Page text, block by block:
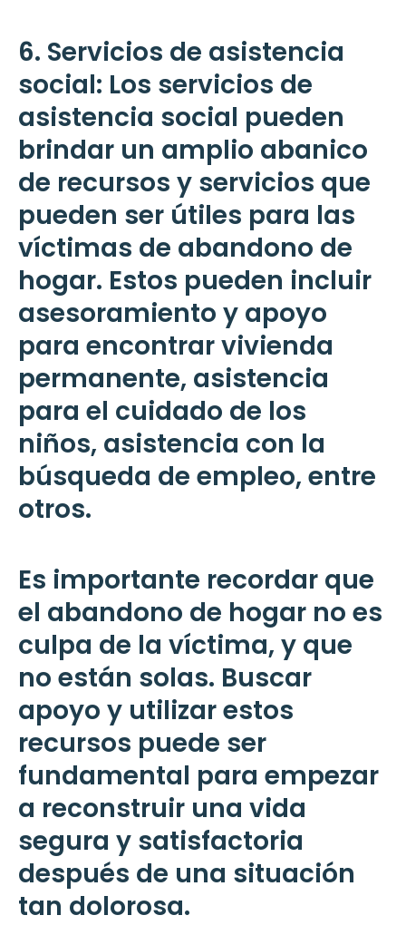
6. Servicios de asistencia
social: Los servicios de
asistencia social pueden
brindar un amplio abanico
de recursos y servicios que
pueden ser útiles para las
víctimas de abandono de
hogar. Estos pueden incluir
asesoramiento y apoyo
para encontrar vivienda
permanente, asistencia
para el cuidado de los
niños, asistencia con la
búsqueda de empleo, entre
otros.
Es importante recordar que
el abandono de hogar no es
culpa de la víctima, y que
no están solas. Buscar
apoyo y utilizar estos
recursos puede ser
fundamental para empezar
a reconstruir una vida
segura y satisfactoria
después de una situación
tan dolorosa.